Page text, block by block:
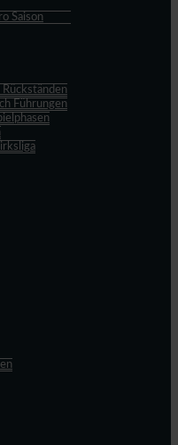
Saison
Führungen